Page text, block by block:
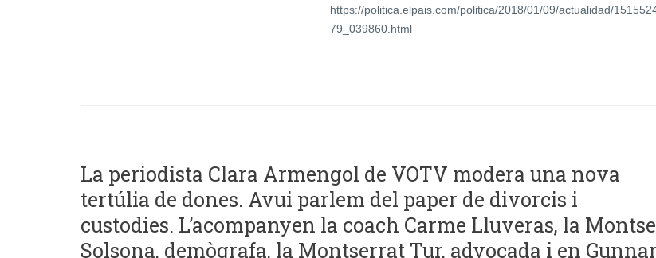
https://politica.elpais.com/politica/2018/01/09/actualidad/
79_039860.html
La periodista Clara Armengol de VOTV modera una nova
tertúlia de dones. Avui parlem del paper de divorcis i
custodies. L’acompanyen la coach Carme Lluveras, la Montse
Solsona, demògrafa, la Montserrat Tur, advocada i en Gunnar